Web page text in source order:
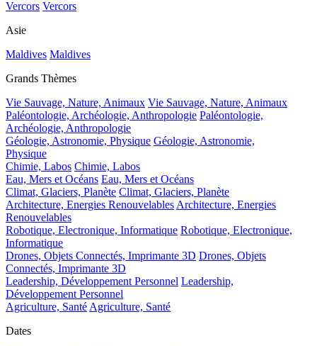
Vercors Vercors
Asie
Maldives Maldives
Grands Thèmes
Vie Sauvage, Nature, Animaux Vie Sauvage, Nature, Animaux
Paléontologie, Archéologie, Anthropologie Paléontologie,
Archéologie, Anthropologie
Géologie, Astronomie, Physique Géologie, Astronomie,
Physique
Chimie, Labos Chimie, Labos
Eau, Mers et Océans Eau, Mers et Océans
Climat, Glaciers, Planète Climat, Glaciers, Planète
Architecture, Energies Renouvelables Architecture, Energies
Renouvelables
Robotique, Electronique, Informatique Robotique, Electronique,
Informatique
Drones, Objets Connectés, Imprimante 3D Drones, Objets
Connectés, Imprimante 3D
Leadership, Développement Personnel Leadership,
Développement Personnel
Agriculture, Santé Agriculture, Santé
Dates